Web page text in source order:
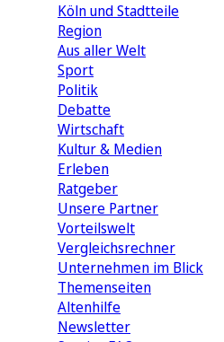
Köln und Stadtteile
Region
Aus aller Welt
Sport
Politik
Debatte
Wirtschaft
Kultur & Medien
Erleben
Ratgeber
Unsere Partner
Vorteilswelt
Vergleichsrechner
Unternehmen im Blick
Themenseiten
Altenhilfe
Newsletter